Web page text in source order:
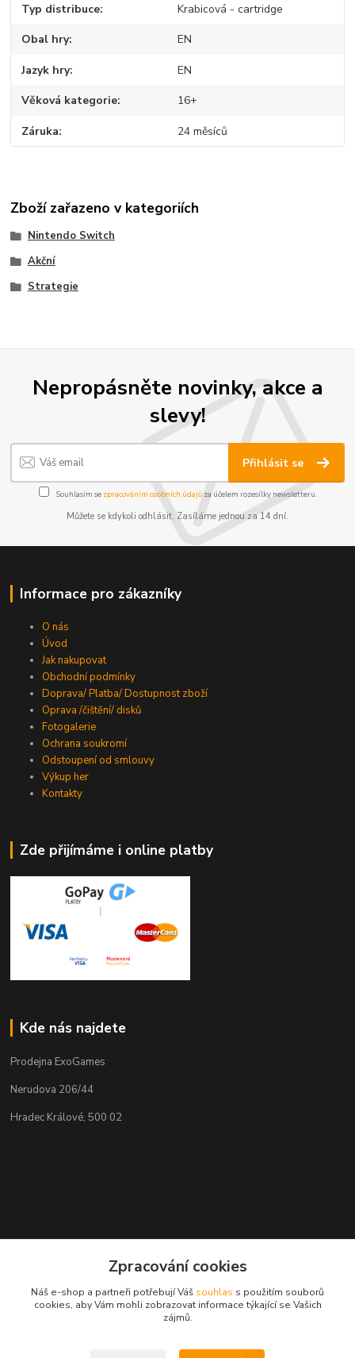
Typ distribuce Krabicová - cartridge
Obal hry EN
Jazyk hry EN
Věková kategorie 16+
Záruka 24 měsíců
Zboží zařazeno v kategoriích
Nintendo Switch
Akční
Strategie
Nepropásněte novinky, akce a
slevy!
Přihlásit se
Souhlasím se zpracováním osobních údajůza účelem rozesílky newsletteru.
Můžete se kdykoli odhlásit. Zasíláme jednou za 14 dní.
Informace pro zákazníky
O nás
Úvod
Jak nakupovat
Obchodní podmínky
Doprava/ Platba/ Dostupnost zboží
Oprava /čištění/ disků
Fotogalerie
Ochrana soukromí
Odstoupení od smlouvy
Výkup her
Kontakty
Zde přijímáme i online platby
Kde nás najdete
Prodejna ExoGames
Nerudova 206/44
Hradec Králové, 500 02
GPS 50.2103933N, 15.8115061E
Zpracování cookies
Náš e-shop a partneři potřebují Váš souhlas s použitím souborů
cookies, aby Vám mohli zobrazovat informace týkající se Vašich
zájmů.